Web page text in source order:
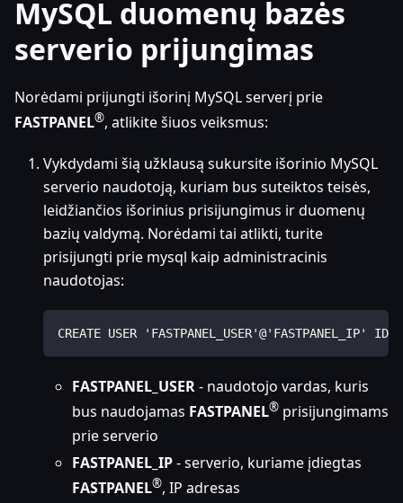
MySQL duomenų bazės
serverio prijungimas
Norėdami prijungti išorinį MySQL serverį prie
FASTPANEL®, atlikite šiuos veiksmus:
Vykdydami šią užklausą sukursite išorinio MySQL
serverio naudotoją, kuriam bus suteiktos teisės,
leidžiančios išorinius prisijungimus ir duomenų
bazių valdymą. Norėdami tai atlikti, turite
prisijungti prie mysql kaip administracinis
naudotojas:
CREATE USER 'FASTPANEL_USER'@'FASTPANEL_IP'
FASTPANEL_USER- naudotojo vardas, kuris
bus naudojamas FASTPANEL® prisijungimams
prie serverio
FASTPANEL_IP- serverio, kuriame įdiegtas
FASTPANEL®, IP adresas